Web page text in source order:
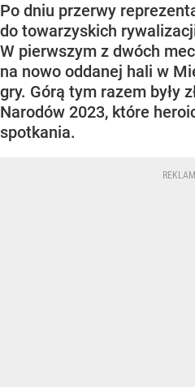
Po dniu przerwy
do towarzyskich
W pierwszym z dwóch
na nowo oddanej hali w
gry. Górą tym razem były
Narodów 2023, które
spotkania.